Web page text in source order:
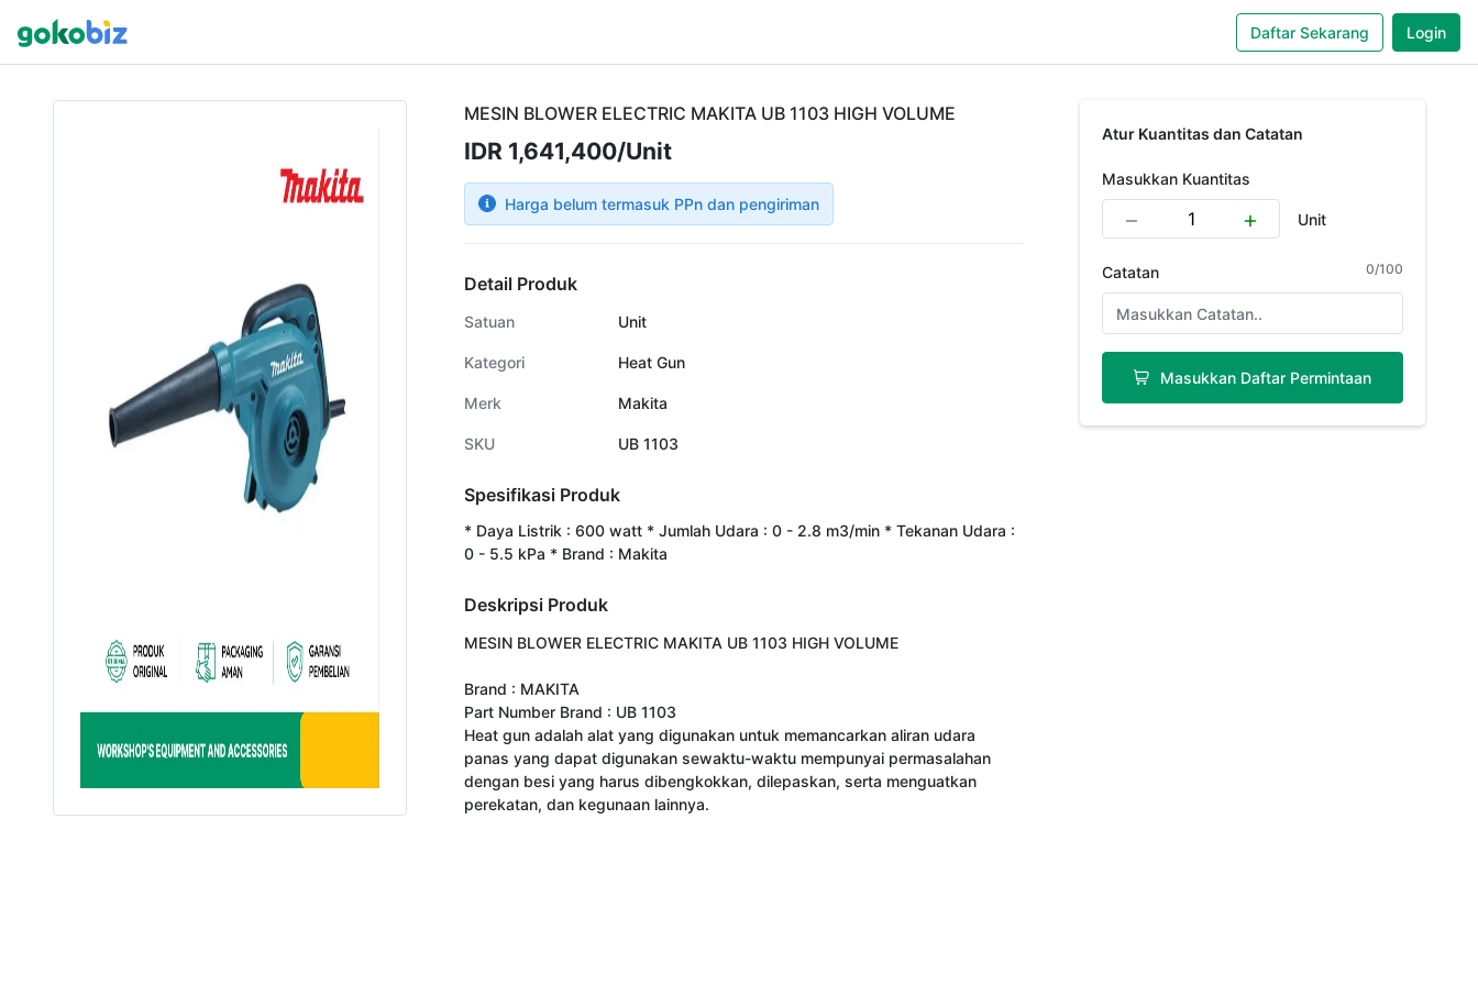
Daftar Sekarang Login
MESIN BLOWER ELECTRIC MAKITA UB 1103 HIGH VOLUME
IDR 1,641,400/Unit
Harga belum termasuk PPn dan pengiriman
Detail Produk
Satuan Unit
Kategori Heat Gun
Merk Makita
SKU UB 1103
Spesifikasi Produk
* Daya Listrik : 600 watt * Jumlah Udara : 0 - 2.8 m3/min * Tekanan Udara :
0 - 5.5 kPa * Brand : Makita
Deskripsi Produk
MESIN BLOWER ELECTRIC MAKITA UB 1103 HIGH VOLUME
Brand : MAKITA
Part Number Brand : UB 1103
Heat gun adalah alat yang digunakan untuk memancarkan aliran udara
panas yang dapat digunakan sewaktu-waktu mempunyai permasalahan
dengan besi yang harus dibengkokkan, dilepaskan, serta menguatkan
perekatan, dan kegunaan lainnya.
Atur Kuantitas dan Catatan
Masukkan Kuantitas
Unit
Catatan 0/100
Masukkan Daftar Permintaan